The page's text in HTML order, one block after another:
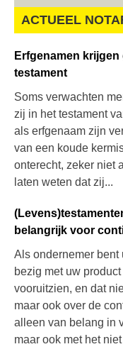
ACTUEEL
Erfgenamen
testament
Soms verwachten
zij in het testament
als erfgenaam zijn
van een koude
onterecht, zeker niet
laten weten dat zij...
belangrijk voor
Als ondernemer bent
bezig met uw
vooruitzien, en dat
maar ook over de
alleen van belang in
maar ook met het niet